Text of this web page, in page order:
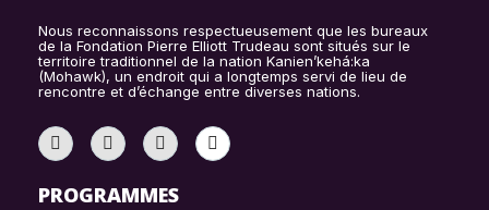
Nous reconnaissons respectueusement que les bureaux
de la Fondation Pierre Elliott Trudeau sont situés sur le
territoire traditionnel de la nation Kanien’kehá:ka
(Mohawk), un endroit qui a longtemps servi de lieu de
rencontre et d’échange entre diverses nations.
PROGRAMMES